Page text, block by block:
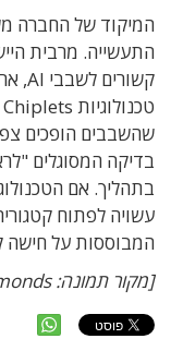
המיקוד של החברה
שהשבבים הופכים
בדיקה המסוגלים
בתהליך. אם
עשויה לפתוח
המבוססות על חישה
[מקור תמונה: QuantumDiamonds]